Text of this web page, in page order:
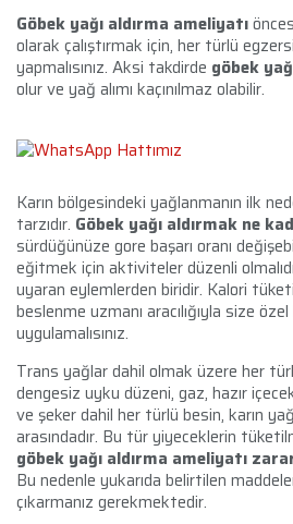
Göbek yağı aldırma ameliyatı
olarak çalıştırmak için, her türlü
yapmalısınız. Aksi takdirde göbek
olur ve yağ alımı kaçınılmaz olabilir.
Karın bölgesindeki yağlanmanın ilk
tarzıdır. Göbek yağı aldırmak ne
sürdüğünüze gore başarı oranı
eğitmek için aktiviteler düzenli
uyaran eylemlerden biridir. Kalori
beslenme uzmanı aracılığıyla size
uygulamalısınız.
Trans yağlar dahil olmak üzere her
dengesiz uyku düzeni, gaz, hazır
ve şeker dahil her türlü besin, karın
arasındadır. Bu tür yiyeceklerin
göbek yağı aldırma ameliyatı
Bu nedenle yukarıda belirtilen
çıkarmanız gerekmektedir.